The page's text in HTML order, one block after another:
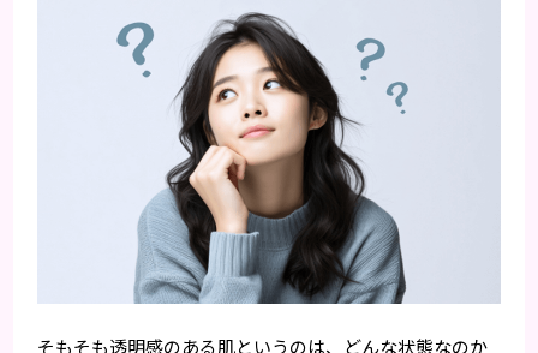
そもそも透明感のある肌というのは、どんな状態なのか